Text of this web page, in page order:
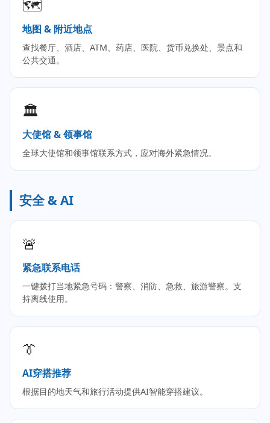
🗺️
地图 & 附近地点
查找餐厅、酒店、ATM、药店、医院、货币兑换处、景点和
公共交通。
🏛️
大使馆 & 领事馆
全球大使馆和领事馆联系方式，应对海外紧急情况。
安全 & AI
🚨
紧急联系电话
一键拨打当地紧急号码：警察、消防、急救、旅游警察。支
持离线使用。
👔
AI穿搭推荐
根据目的地天气和旅行活动提供AI智能穿搭建议。